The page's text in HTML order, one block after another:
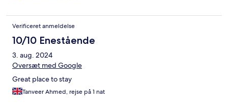
Verificeret anmeldelse
10/10 Enestående
3. aug. 2024
Oversæt med Google
Great place to stay
Tanveer Ahmed, rejse på 1 nat